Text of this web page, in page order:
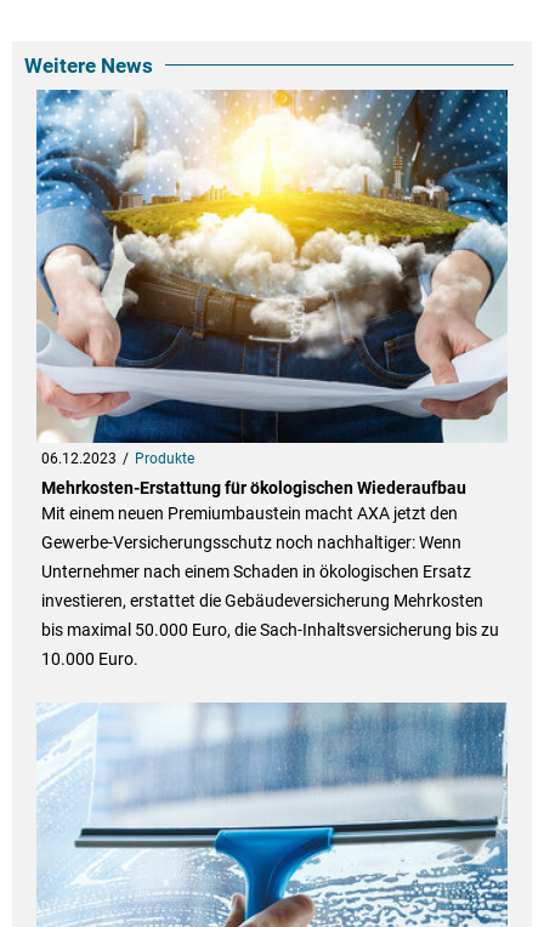
Weitere News
06.12.2023 Produkte
Mehrkosten-Erstattung für ökologischen Wiederaufbau
Mit einem neuen Premiumbaustein macht AXA jetzt den
Gewerbe-Versicherungsschutz noch nachhaltiger: Wenn
Unternehmer nach einem Schaden in ökologischen Ersatz
investieren, erstattet die Gebäudeversicherung Mehrkosten
bis maximal 50.000 Euro, die Sach-Inhaltsversicherung bis zu
10.000 Euro.